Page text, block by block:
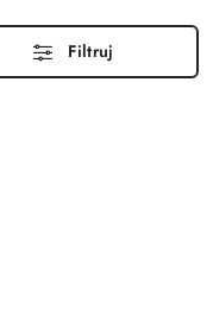
Filtruj